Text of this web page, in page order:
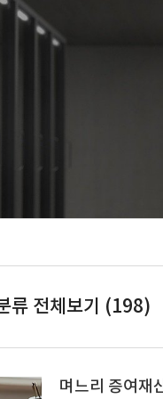
류 전체보기 (198)
며느리 증여재